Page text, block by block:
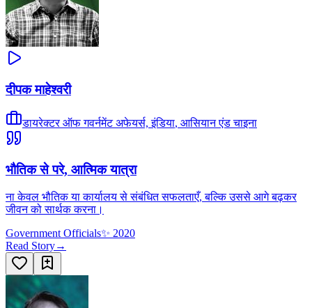
दीपक माहेश्वरी
डायरेक्टर ऑफ गवर्नमेंट अफेयर्स, इंडिया, आसियान एंड चाइना
भौतिक से परे, आत्मिक यात्रा
ना केवल भौतिक या कार्यालय से संबंधित सफलताएँ, बल्कि उससे आगे बढ़कर
जीवन को सार्थक करना।
Government Officials✨ 2020
Read Story→